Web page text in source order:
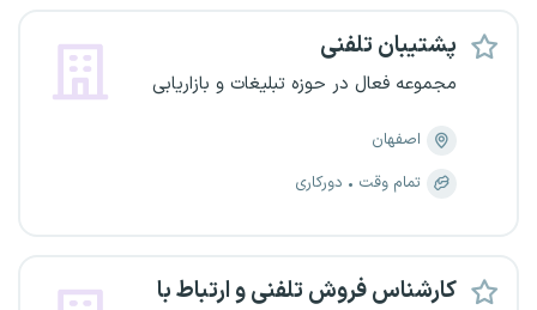
پشتیبان تلفنی
مجموعه فعال در حوزه تبلیغات و بازاریابی
اصفهان
تمام وقت
دورکاری
کارشناس فروش تلفنی و ارتباط با